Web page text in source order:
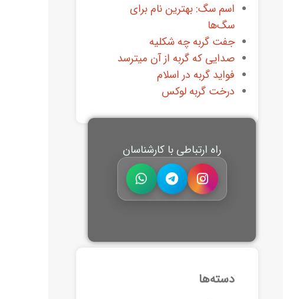
اسم سگ: بهترین نام برای
سگ‌ها
جفت گربه چه شکلیه
صدایی که گربه از آن میترسد
فواید گربه در اسلام
درخت گربه لوکس
راه ارتباطی با کارشناسان
دسته‌ها